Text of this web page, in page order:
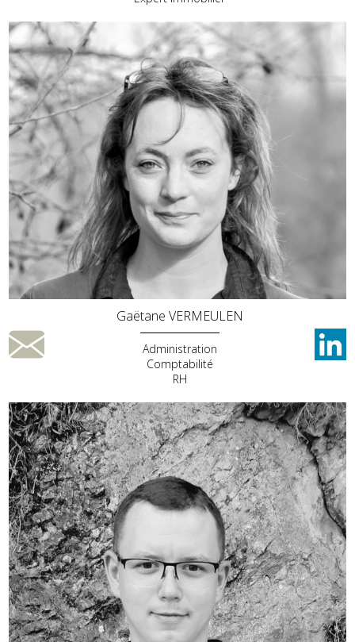
Gaëtane VERMEULEN
Administration
Comptabilité
RH